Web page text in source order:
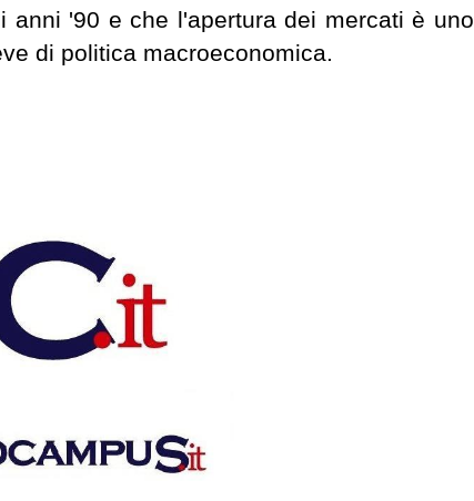
anni '90 e che l'apertura dei mercati è uno
di politica macroeconomica.